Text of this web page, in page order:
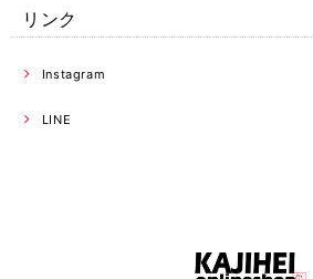
リンク
Instagram
LINE